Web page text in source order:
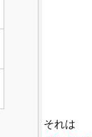
それは